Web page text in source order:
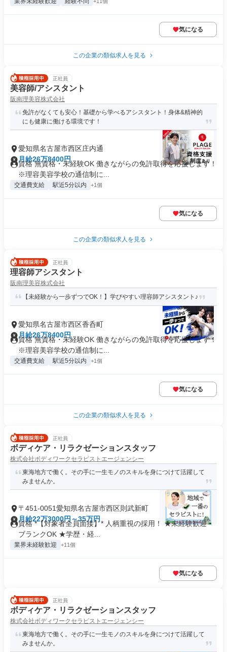
気になる
この企業の類似求人を見る
正社員
美容師/アシスタント
阪南理美容株式会社
免許がなくても安心！基礎から学べるアシスタント！身体&精神的
にも健康に働ける環境です！
愛知県名古屋市西区庄内通
月給26万8400円
資格 無資格・未経験OK 働きながらの免許取得を応援します！
※理容美容学校の通信制に...
交通費支給 駅近5分以内 +1個
気になる
この企業の類似求人を見る
正社員
理容師アシスタント
阪南理美容株式会社
【未経験から一歩ずつでOK！】学びやすい理容師アシスタント♪
愛知県名古屋市西区香呑町
月給26万8400円
資格 無資格・未経験OK 働きながらの免許取得を応援します！
※理容美容学校の通信制に...
交通費支給 駅近5分以内 +1個
気になる
この企業の類似求人を見る
正社員
ボディケア・リラクゼーションスタッフ
株式会社ボディワークセラピストエージェンシー
東海地方で働く。その手に一生モノのスキルを身につけて活躍して
みませんか。
〒451-0051愛知県名古屋市西区則武新町
月給22万3000円～35万円
資格 *【対象者全員面接】* 人柄重視の採用！ ★未経験歓迎・
ブランクOK ★学歴・経...
業界未経験歓迎 +11個
気になる
正社員
ボディケア・リラクゼーションスタッフ
株式会社ボディワークセラピストエージェンシー
東海地方で働く。その手に一生モノのスキルを身につけて活躍して
みませんか。